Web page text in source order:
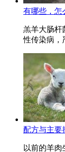
有哪些，怎
羔羊大肠杆
性传染病，
配方与主要
以前的羊